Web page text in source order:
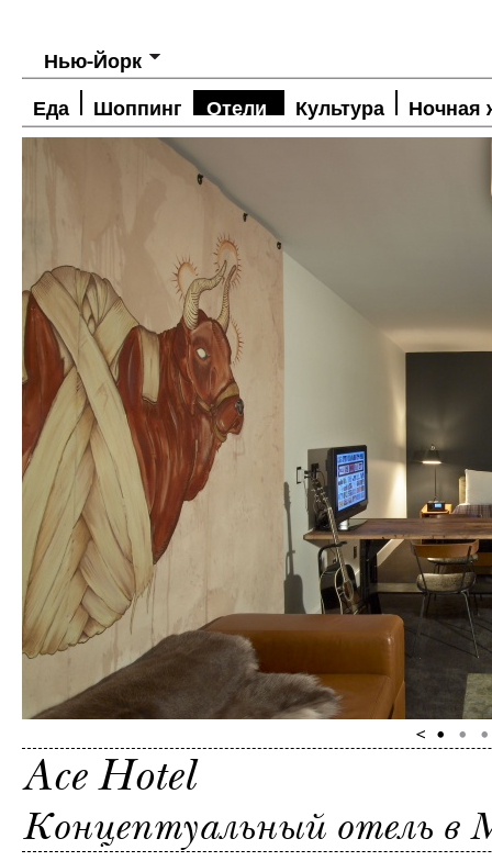
Нью-Йорк
Еда Шоппинг Отели Культура Ночная
Ace Hotel
Концептуальный отель в